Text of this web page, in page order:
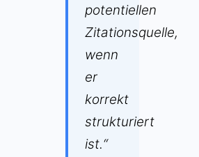
potentiellen
Zitationsquelle,
wenn
er
korrekt
strukturiert
ist.“